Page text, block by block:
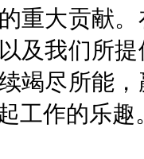
重大贡献
及我们所
竭尽所能
工作的乐趣